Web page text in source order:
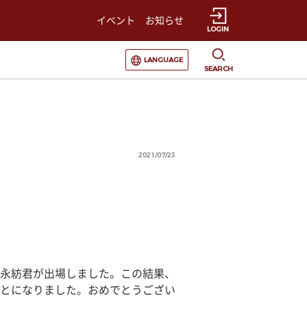
イベント お知らせ
LOGIN
選択すると言語の切替が発生します
LANGUAGE
SEARCH
2021/07/23
君が出場しました。この結果、
になりました。おめでとうござい